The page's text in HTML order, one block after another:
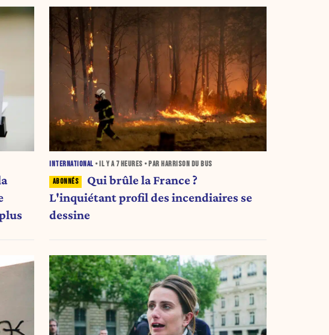
INTERNATIONAL • IL Y A 7 HEURES • PAR HARRISON DU BUS
Qui brûle la France ?
L'inquiétant profil des incendiaires se
dessine